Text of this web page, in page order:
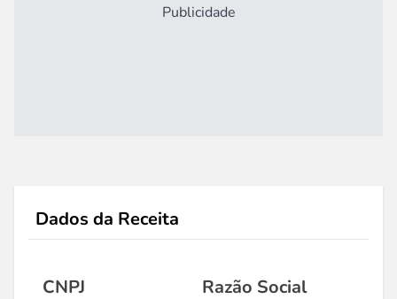
Publicidade
Dados da Receita
CNPJ Razão Social